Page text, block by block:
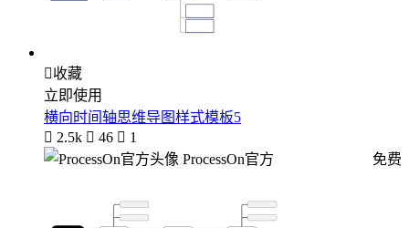
收藏
立即使用
横向时间轴思维导图样式模板5
 2.5k  46  1
ProcessOn官方
免费